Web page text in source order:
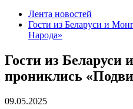
Лента новостей
Гости из Беларуси и
Народа»
Гости из Беларуси
прониклись
09.05.2025